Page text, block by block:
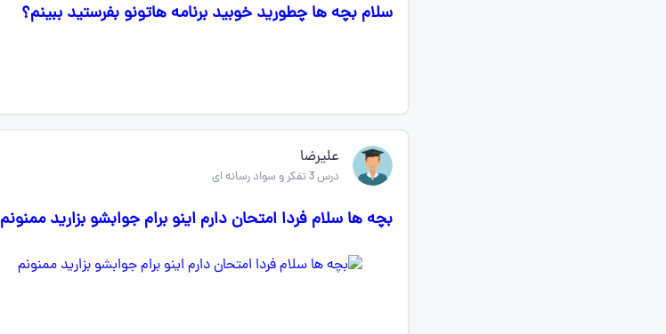
سلام بچه ها چطورید خوبید برنامه هاتونو بفرستید ببینم؟
علیرضا
درس 3 تفکر و سواد رسانه ای
بچه ها سلام فردا امتحان دارم اینو برام جوابشو بزارید ممنونم